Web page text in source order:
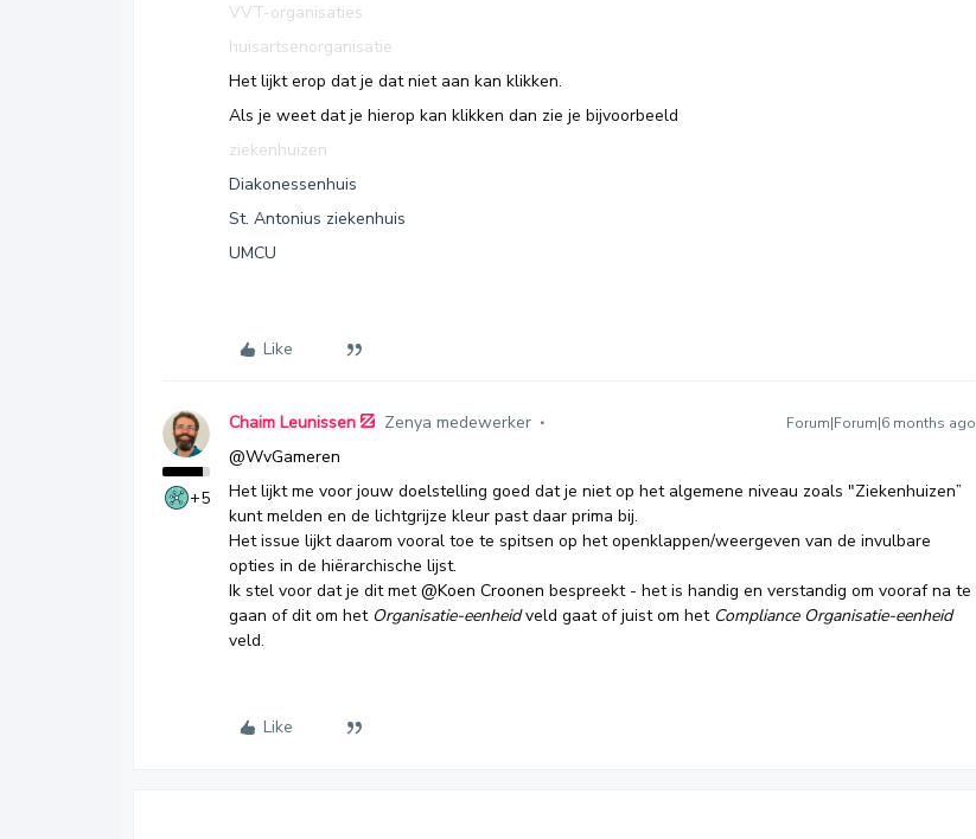
VVT-organisaties
huisartsenorganisatie
Het lijkt erop dat je dat niet aan kan klikken.
Als je weet dat je hierop kan klikken dan zie je bijvoorbeeld
ziekenhuizen
Diakonessenhuis
St. Antonius ziekenhuis
UMCU
Like
+5
Chaim Leunissen Zenya medewerker Forum|Forum|6 months ago
@WvGameren
Het lijkt me voor jouw doelstelling goed dat je niet op het algemene niveau zoals "Ziekenhuizen”
kunt melden en de lichtgrijze kleur past daar prima bij.
Het issue lijkt daarom vooral toe te spitsen op het openklappen/weergeven van de invulbare
opties in de hiërarchische lijst.
Ik stel voor dat je dit met@Koen Croonen bespreekt - het is handig en verstandig om vooraf na te
gaan of dit om het Organisatie-eenheidveld gaat of juist om het Compliance Organisatie-eenheid
veld.
Like